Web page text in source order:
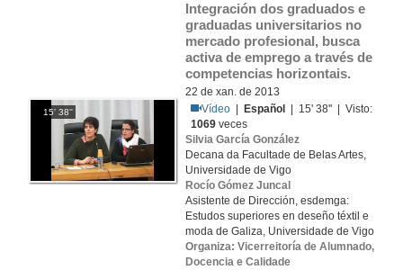
15' 38''
Integración dos graduados e
graduadas universitarios no
mercado profesional, busca
activa de emprego a través de
competencias horizontais.
22 de xan. de 2013
Vídeo
Español
| 15' 38'' | Visto:
1069 veces
Silvia García González
Decana da Facultade de Belas Artes,
Universidade de Vigo
Rocío Gómez Juncal
Asistente de Dirección, esdemga:
Estudos superiores en deseño téxtil e
moda de Galiza, Universidade de Vigo
Organiza: Vicerreitoría de Alumnado,
Docencia e Calidade